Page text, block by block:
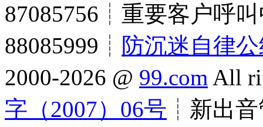
87085756┊重要客户呼
88085999┊ 防沉迷自律
2000-2026 @ 99.com All
字（2007）06号 ┊新出